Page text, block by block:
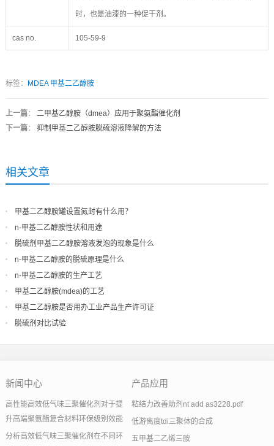
时，也是油漆的一种促干剂。
cas no. 105-59-9
标签： MDEA 甲基二乙醇胺
上一篇： 二甲基乙醇胺（dmea）应用于聚氨酯催化剂
下一篇： 抑制甲基二乙醇胺脱硫溶液降解的方法
相关文章
甲基二乙醇胺罐设置氮封有什么用？
n-甲基二乙醇胺性状和用途
脱硫剂甲基二乙醇胺溶液发泡的现象是什么
n-甲基二乙醇胺的脱硫原理是什么
n-甲基二乙醇胺的生产工艺
甲基二乙醇胺(mdea)的工艺
甲基二乙醇胺是否用办工业产品生产许可证
脱硫剂对比试验
新闻中心
高性能高效低气味三聚催化剂对于提
升高端聚氨酯复合材料环保级别效能
分析高效低气味三聚催化剂在不同环
产品应用
粘结力改善助剂nt add as3228.pdf
低游离度tdi三聚体的合成
五甲基二乙烯三胺